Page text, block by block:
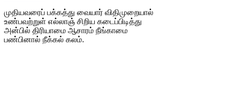
முதியவரைப் பக்கத்து வையார் விதிமுறையால்
உண்பவற்றுள் எல்லாஞ் சிறிய கடைப்பிடித்து
அன்பில் திரியாமை ஆசாரம் நீங்காமை
பண்பினால் நீக்கல் கலம்.